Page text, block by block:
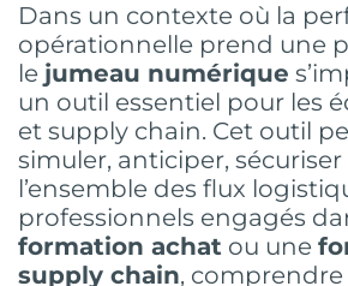
Dans un contexte où la
opérationnelle prend une
le jumeau numérique
un outil essentiel pour les
et supply chain. Cet outil
simuler, anticiper,
l’ensemble des flux
professionnels engagés
formation achat ou une
supply chain, comprendre